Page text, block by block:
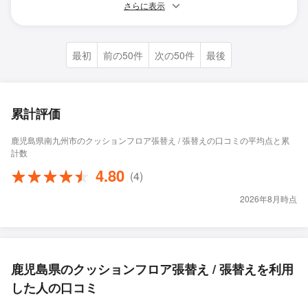
さらに表示
最初 前の50件 次の50件 最後
累計評価
鹿児島県南九州市のクッションフロア張替え / 張替えの口コミの平均点と累
計数
4.80 (4)
2026年8月時点
鹿児島県のクッションフロア張替え / 張替えを利用
した人の口コミ